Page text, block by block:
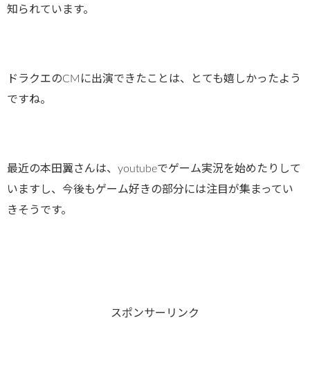
知られています。
ドラクエのCMに出演できたことは、とても嬉しかったよう
ですね。
最近の本田翼さんは、youtubeでゲーム実況を始めたりして
いますし、今後もゲーム好きの部分には注目が集まってい
きそうです。
スポンサーリンク